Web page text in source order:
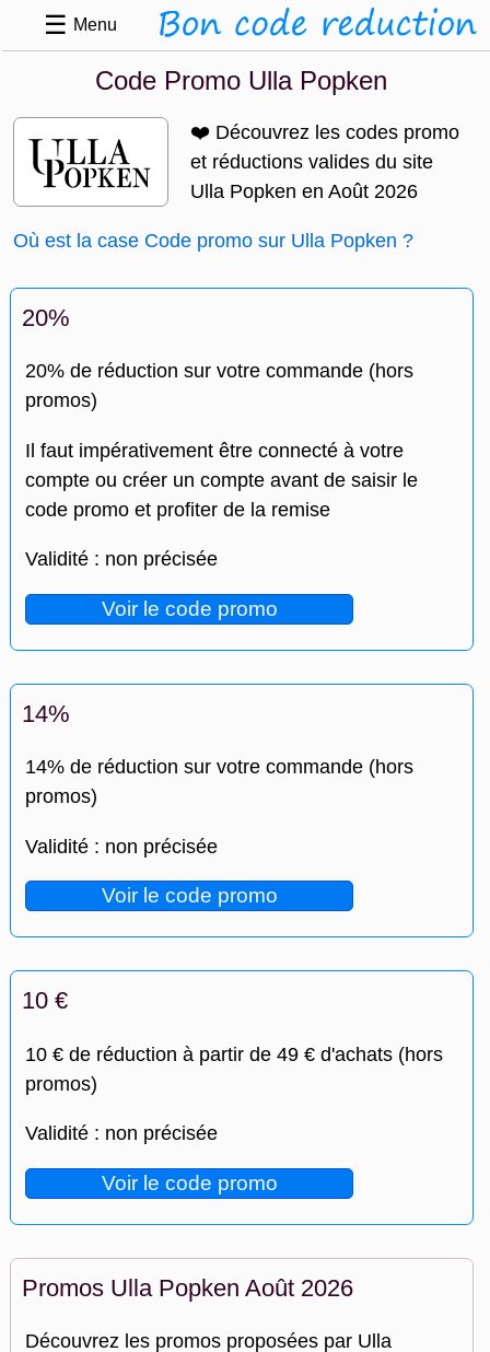
☰ Menu
Code Promo Ulla Popken
❤️ Découvrez les codes promo
et réductions valides du site
Ulla Popken en Août 2026
Où est la case Code promo sur Ulla Popken ?
20%
20% de réduction sur votre commande (hors
promos)
Il faut impérativement être connecté à votre
compte ou créer un compte avant de saisir le
code promo et profiter de la remise
Validité : non précisée
Voir le code promo
14%
14% de réduction sur votre commande (hors
promos)
Validité : non précisée
Voir le code promo
10 €
10 € de réduction à partir de 49 € d'achats (hors
promos)
Validité : non précisée
Voir le code promo
Promos Ulla Popken Août 2026
Découvrez les promos proposées par Ulla